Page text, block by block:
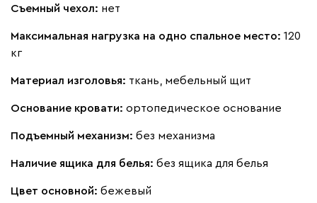
100
Виридис Клэй
Съемный чехол: нет
Максимальная нагрузка на одно спальное место: 120
кг
Материал изголовья: ткань, мебельный щит
Основание кровати: ортопедическое основание
Подъемный механизм: без механизма
Наличие ящика для белья: без ящика для белья
Цвет основной: бежевый